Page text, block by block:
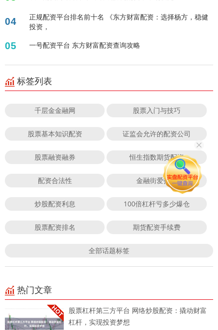
04
正规配资平台排名前十名 《东方财富配资：选择杨方，稳健
投资，
05 一号配资平台 东方财富配资查询攻略
标签列表
千层金金融网 股票入门与技巧
股票基本知识配资 证监会允许的配资公司
股票融资融券 恒生指数期货配资
配资合法性 金融街爱投顾
炒股配资利息 100倍杠杆亏多少爆仓
股票配资排名 期货配资手续费
全部话题标签
热门文章
股票杠杆第三方平台 网络炒股配资：撬动财富
杠杆，实现投资梦想